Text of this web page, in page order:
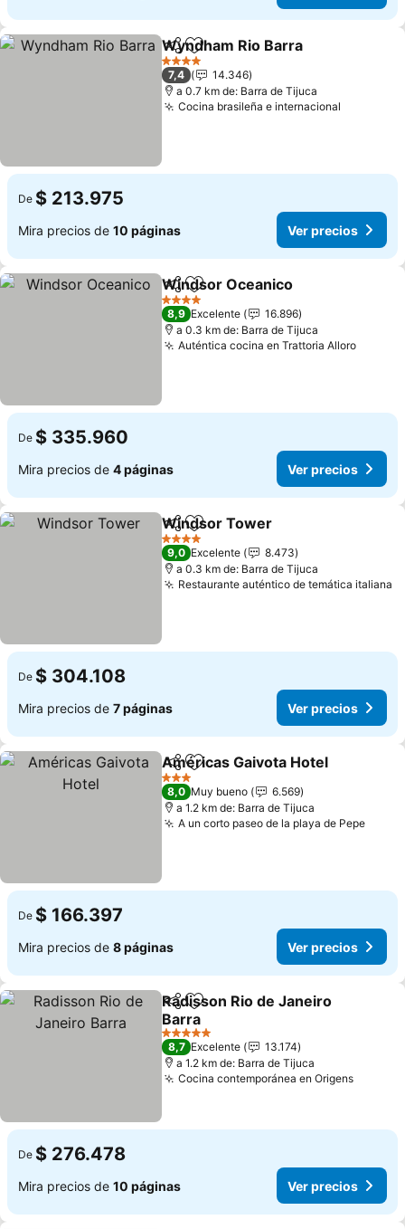
CompartirAgregar a favoritos
Wyndham Rio Barra
4 Estrellas
7,4
14.346
a 0.7 km de: Barra de Tijuca
Cocina brasileña e internacional
De $ 213.975
Mira precios de 10 páginas Ver precios
CompartirAgregar a favoritos
Windsor Oceanico
4 Estrellas
8,9 Excelente
16.896
a 0.3 km de: Barra de Tijuca
Auténtica cocina en Trattoria AlloroVer
De $ 335.960
Mira precios de 4 páginas Ver precios
CompartirAgregar a favoritos
Windsor Tower
4 Estrellas
9,0 Excelente
8.473
a 0.3 km de: Barra de Tijuca
Restaurante auténtico de temática italiana
De $ 304.108
Mira precios de 7 páginas Ver precios
CompartirAgregar a favoritos
Américas Gaivota Hotel
3 Estrellas
8,0 Muy bueno
6.569
a 1.2 km de: Barra de Tijuca
A un corto paseo de la playa de PepeVer
De $ 166.397
Mira precios de 8 páginas Ver precios
CompartirAgregar a favoritos
Radisson Rio de Janeiro
Barra
Ver precios
5 Estrellas
8,7 Excelente
13.174
a 1.2 km de: Barra de Tijuca
Cocina contemporánea en OrigensVer
De $ 276.478
Mira precios de 10 páginas Ver precios